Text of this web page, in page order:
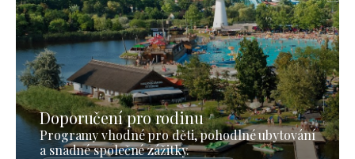
Doporučení pro rodinu
Programy vhodné pro děti, pohodlné ubytování
a snadné společné zážitky.